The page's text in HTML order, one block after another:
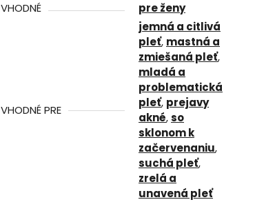
VHODNÉ
pre ženy
VHODNÉ PRE
jemná a citlivá
pleť, mastná a
zmiešaná pleť,
mladá a
problematická
pleť, prejavy
akné,so
sklonom k
začervenaniu,
suchá pleť,
zrelá a
unavená pleť